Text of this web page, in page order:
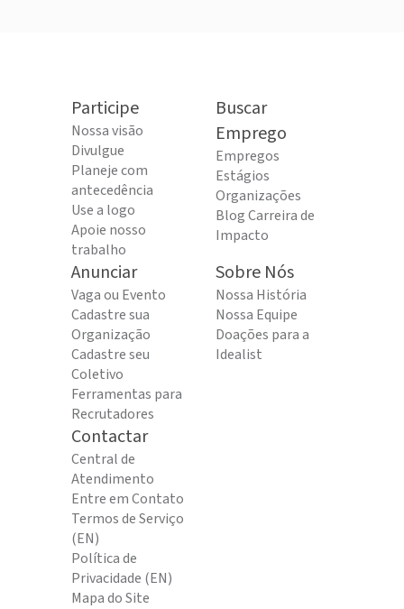
Participe
Nossa visão
Divulgue
Planeje com
antecedência
Use a logo
Apoie nosso
trabalho
Buscar
Emprego
Empregos
Estágios
Organizações
Blog Carreira de
Impacto
Anunciar
Vaga ou Evento
Cadastre sua
Organização
Cadastre seu
Coletivo
Ferramentas para
Recrutadores
Sobre Nós
Nossa História
Nossa Equipe
Doações para a
Idealist
Contactar
Central de
Atendimento
Entre em Contato
Termos de Serviço
(EN)
Política de
Privacidade (EN)
Mapa do Site